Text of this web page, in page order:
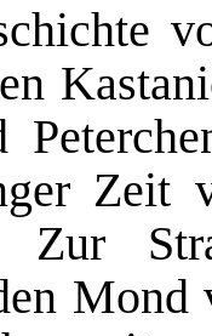
Zeit
Zur
Mond